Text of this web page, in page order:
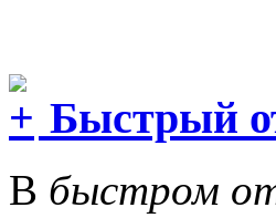
Быстрый
В быстром